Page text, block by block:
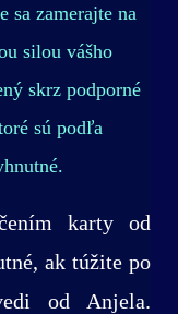
sa zamerajte na
silou vášho
skrz podporné
sú podľa
karty od
ak túžite po
od Anjela.